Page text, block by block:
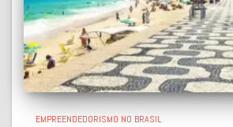
EMPREENDEDORISMO NO BRASIL